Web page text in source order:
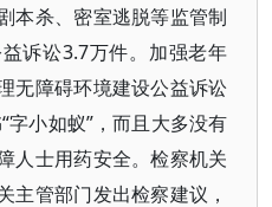
本杀、密室逃脱等监管制
诉讼3.7万件。加强老年
无障碍环境建设公益诉讼
字小如蚁”，而且大多没有
人士用药安全。检察机关
主管部门发出检察建议，